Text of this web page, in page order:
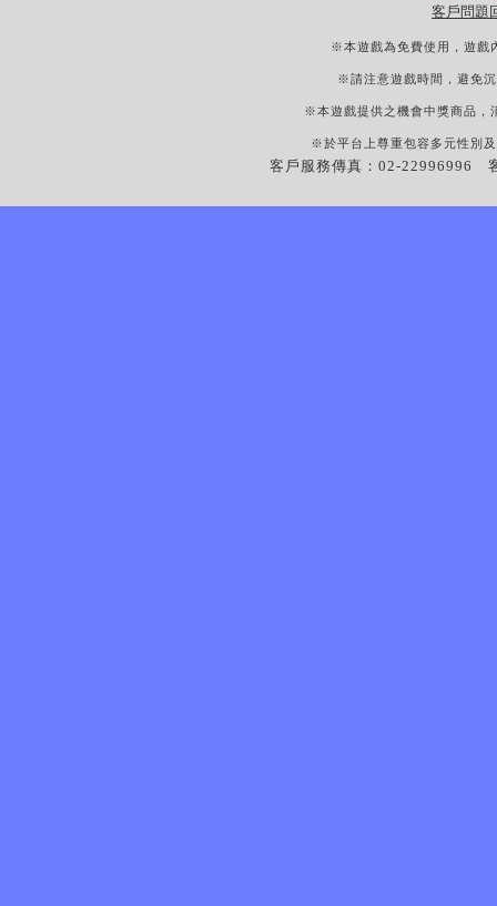
客戶問題
※本遊戲為免費使用，遊戲
※請注意遊戲時間，避免
※本遊戲提供之機會中獎商品，
※於平台上尊重包容多元性別
客戶服務傳真：02-22996996